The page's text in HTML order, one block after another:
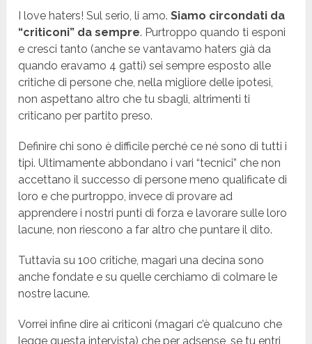
I love haters! Sul serio, li amo.Siamo circondati da
“criticoni” da sempre. Purtroppo quando ti esponi
e cresci tanto (anche se vantavamo haters già da
quando eravamo 4 gatti) sei sempre esposto alle
critiche di persone che, nella migliore delle ipotesi,
non aspettano altro che tu sbagli, altrimenti ti
criticano per partito preso.
Definire chi sono è difficile perché ce né sono di tutti i
tipi. Ultimamente abbondano i vari “tecnici” che non
accettano il successo di persone meno qualificate di
loro e che purtroppo, invece di provare ad
apprendere i nostri punti di forza e lavorare sulle loro
lacune, non riescono a far altro che puntare il dito.
Tuttavia su 100 critiche, magari una decina sono
anche fondate e su quelle cerchiamo di colmare le
nostre lacune.
Vorrei infine dire ai criticoni (magari c’è qualcuno che
legge questa intervista) che per adsense, se tu entri